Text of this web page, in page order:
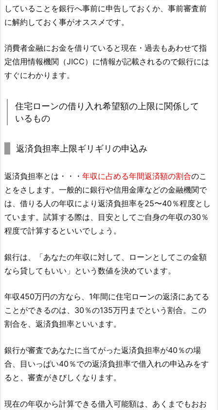
していることを銀行へ事前に申告しておくか、事前審査前
に解約しておく事がオススメです。
消費者金融にお金を借りていると現在・過去もあわせて指
定信用情報機関（JICC）に情報が記載されるので銀行には
すぐにわかります。
住宅ローンの借り入れ希望額の上限に関係して
いるもの
返済負担率上限ギリギリの申込み
返済負担率とは・・・ 年収に占める年間返済額の割合のこ
とをさします。一般的に銀行や信用金庫などの金融機関で
は、借りる人の年収により返済負担率を25〜40％程度とし
ています。試算する際は、目安としてご自身の年収の30％
程度で計算するといいでしょう。
銀行は、「あなたの年収に対して、ローンとしてこの金額
なら貸してもいい」という数値を決めています。
年収450万円の方なら、1年間に住宅ローンの返済にあてる
ことができるのは、30％の135万円までという割合。この
割合を、返済負担率といいます。
銀行が審査であなたに当てがった返済負担率が40％の場
合、目いっぱい40％での返済負担率で借入れの申込みをす
ると、審査がきびしくなります。
現在の年収から計算できる借入可能額は、あくまでもおお